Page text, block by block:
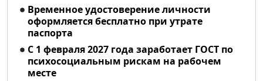
Временное удостоверение личности
оформляется бесплатно при утрате
паспорта
С 1 февраля 2027 года заработает ГОСТ по
психосоциальным рискам на рабочем
месте